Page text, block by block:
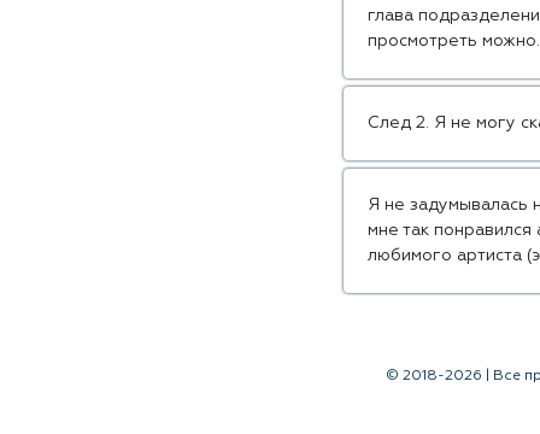
глава
просмотреть можно.
След 2. Я не могу
Я не задумывалась
мне так
любимого артиста
© 2018-2026 | Все